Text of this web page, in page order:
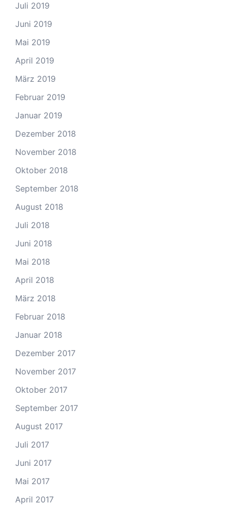
Juli 2019
Juni 2019
Mai 2019
April 2019
März 2019
Februar 2019
Januar 2019
Dezember 2018
November 2018
Oktober 2018
September 2018
August 2018
Juli 2018
Juni 2018
Mai 2018
April 2018
März 2018
Februar 2018
Januar 2018
Dezember 2017
November 2017
Oktober 2017
September 2017
August 2017
Juli 2017
Juni 2017
Mai 2017
April 2017